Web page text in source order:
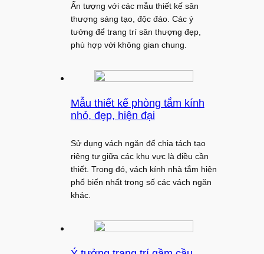
Ấn tượng với các mẫu thiết kế sân
thượng sáng tạo, độc đáo. Các ý
tưởng để trang trí sân thượng đẹp,
phù hợp với không gian chung.
Mẫu thiết kế phòng tắm kính
nhỏ, đẹp, hiện đại
Sử dụng vách ngăn để chia tách tạo
riêng tư giữa các khu vực là điều cần
thiết. Trong đó, vách kính nhà tắm hiện
phổ biến nhất trong số các vách ngăn
khác.